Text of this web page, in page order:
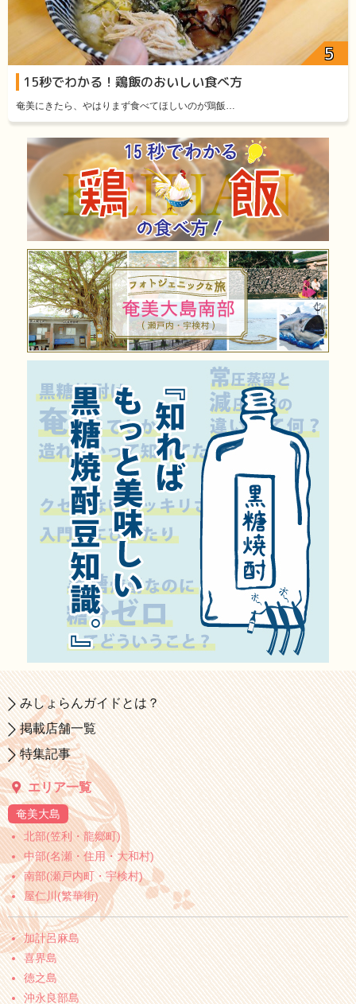
15秒でわかる！鶏飯のおいしい食べ方
奄美にきたら、やはりまず食べてほしいのが鶏飯…
みしょらんガイドとは？
掲載店舗一覧
特集記事
エリア一覧
奄美大島
北部(笠利・龍郷町)
中部(名瀬・住用・大和村)
南部(瀬戸内町・宇検村)
屋仁川(繁華街)
加計呂麻島
喜界島
徳之島
沖永良部島